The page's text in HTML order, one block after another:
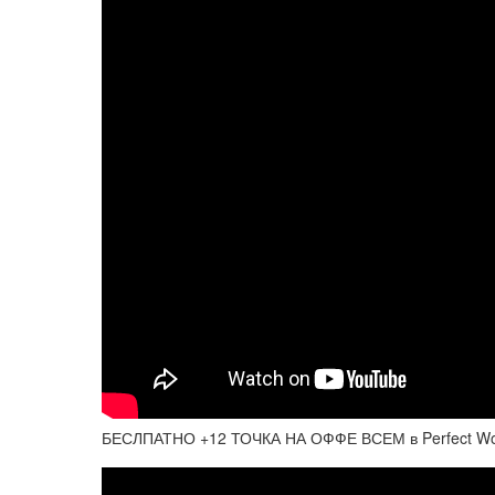
БЕСЛПАТНО +12 ТОЧКА НА ОФФЕ ВСЕМ в Perfect